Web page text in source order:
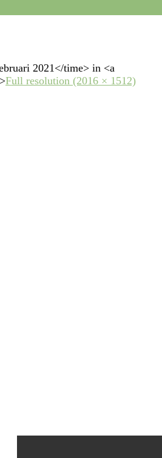
2021</time> in <a
Full resolution (2016 × 1512)